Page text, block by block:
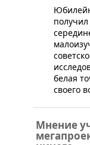
белая
своего
Мнение